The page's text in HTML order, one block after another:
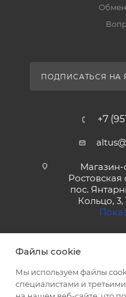
Обмен
ПОДПИСАТЬСЯ НА
+7
Магазин-
Ростовская
пос.
Кольцо, 3,
Файлы cookie
Мы используем файлы
специалистами и